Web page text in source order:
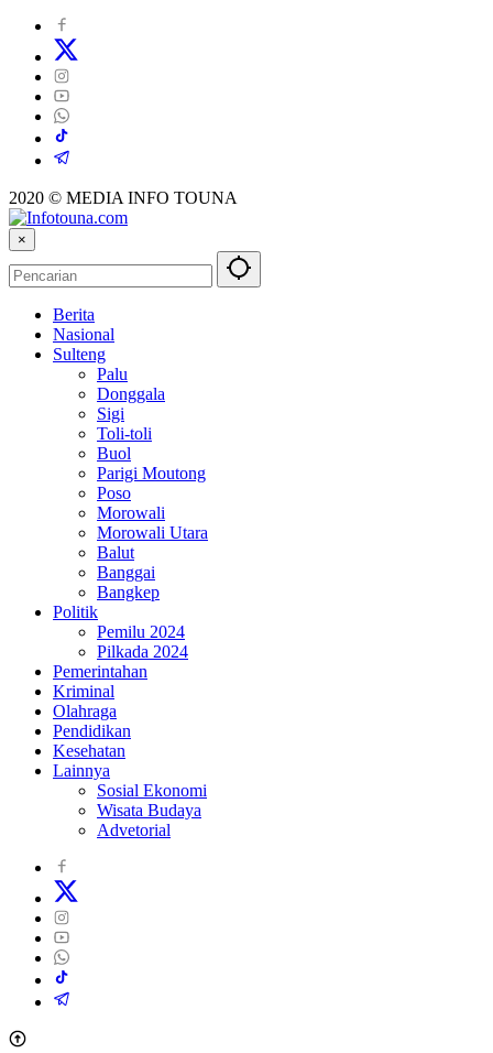
2020 © MEDIA INFO TOUNA
×
Berita
Nasional
Sulteng
Palu
Donggala
Sigi
Toli-toli
Buol
Parigi Moutong
Poso
Morowali
Morowali Utara
Balut
Banggai
Bangkep
Politik
Pemilu 2024
Pilkada 2024
Pemerintahan
Kriminal
Olahraga
Pendidikan
Kesehatan
Lainnya
Sosial Ekonomi
Wisata Budaya
Advetorial